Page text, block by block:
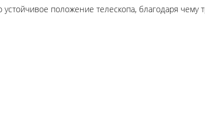
положение телескопа, благодаря